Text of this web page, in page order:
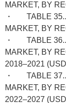
MARKET, BY
・ TABLE
MARKET, BY
・ TABLE
MARKET, BY
2018–2021
・ TABLE
MARKET, BY
2022–2027